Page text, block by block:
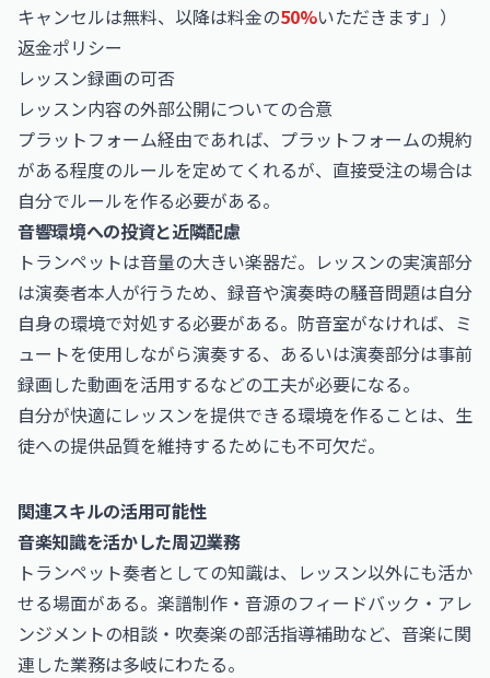
キャンセルは無料、以降は料金の50%いただきます」）
返金ポリシー
レッスン録画の可否
レッスン内容の外部公開についての合意
プラットフォーム経由であれば、プラットフォームの規約
がある程度のルールを定めてくれるが、直接受注の場合は
自分でルールを作る必要がある。
音響環境への投資と近隣配慮
トランペットは音量の大きい楽器だ。レッスンの実演部分
は演奏者本人が行うため、録音や演奏時の騒音問題は自分
自身の環境で対処する必要がある。防音室がなければ、ミ
ュートを使用しながら演奏する、あるいは演奏部分は事前
録画した動画を活用するなどの工夫が必要になる。
自分が快適にレッスンを提供できる環境を作ることは、生
徒への提供品質を維持するためにも不可欠だ。
関連スキルの活用可能性
音楽知識を活かした周辺業務
トランペット奏者としての知識は、レッスン以外にも活か
せる場面がある。楽譜制作・音源のフィードバック・アレ
ンジメントの相談・吹奏楽の部活指導補助など、音楽に関
連した業務は多岐にわたる。